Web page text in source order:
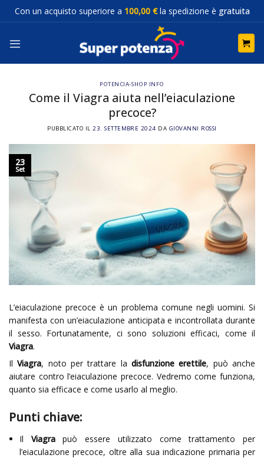
SaltaCon un acquisto superiore a 100,00 €la spedizione è gratuita
POTENCIA-SHOP INFO
Come il Viagra aiuta nell’eiaculazione
precoce?
PUBBLICATO IL23. SETTEMBRE 2024 DA GIOVANNI ROSSI
23
Set
L’eiaculazione precoce è un problema comune negli uomini. Si
manifesta con un’eiaculazione anticipata e incontrollata durante
il sesso. Fortunatamente, ci sono soluzioni efficaci, come il
Viagra.
IlViagra, noto per trattare ladisfunzione erettile, può anche
aiutare contro l’eiaculazione precoce. Vedremo come funziona,
quanto sia efficace e come usarlo al meglio.
Punti chiave:
Il Viagrapuò essere utilizzato come trattamento per
l’eiaculazione precoce, oltre alla sua indicazione primaria per